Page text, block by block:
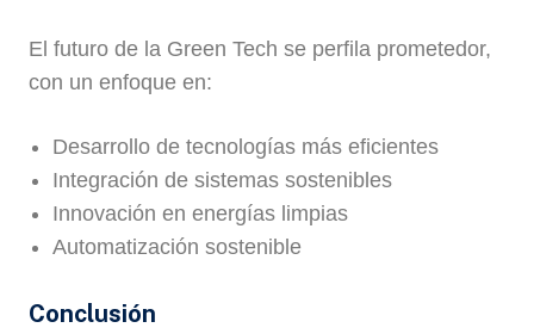
El futuro de la Green Tech se perfila prometedor,
con un enfoque en:
Desarrollo de tecnologías más eficientes
Integración de sistemas sostenibles
Innovación en energías limpias
Automatización sostenible
Conclusión